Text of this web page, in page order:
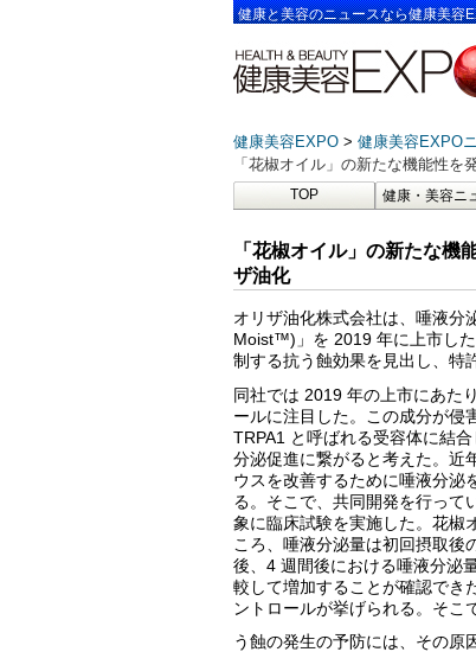
健康と美容のニュースなら健康美容
健康美容EXPO 健康美容EXPO
「花椒オイル」の新たな機能性
TOP 健康・美容ニ
「花椒オイル」の新たな機
ザ油化
オリザ油化株式会社は、唾液分
Moist™)」を 2019 年に上市し
制する抗う蝕効果を見出し、特
同社では 2019 年の上市にあた
ールに注目した。この成分が侵
TRPA1 と呼ばれる受容体に結
分泌促進に繋がると考えた。近
ウスを改善するために唾液分泌
る。そこで、共同開発を行って
象に臨床試験を実施した。花椒
ころ、唾液分泌量は初回摂取後
後、4 週間後における唾液分泌
較して増加することが確認でき
ントロールが挙げられる。そこ
う蝕の発生の予防には、その原